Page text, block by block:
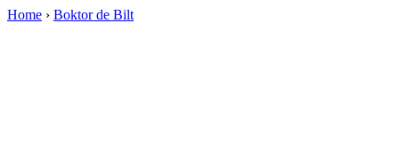
Home › Boktor de Bilt